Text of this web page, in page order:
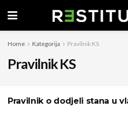
Home Kategorija Pravilnik KS
Pravilnik KS
Pravilnik o dodjeli stana u